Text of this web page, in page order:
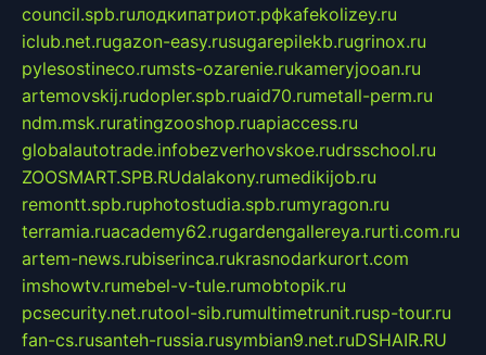
council.spb.ruлодкипатриот.рфkafekolizey.ru
iclub.net.rugazon-easy.rusugarepilekb.rugrinox.ru
pylesostineco.rumsts-ozarenie.rukameryjooan.ru
artemovskij.rudopler.spb.ruaid70.rumetall-perm.ru
ndm.msk.ruratingzooshop.ruapiaccess.ru
globalautotrade.infobezverhovskoe.rudrsschool.ru
ZOOSMART.SPB.RUdalakony.rumedikijob.ru
remontt.spb.ruphotostudia.spb.rumyragon.ru
terramia.ruacademy62.rugardengallereya.rurti.com.ru
artem-news.rubiserinca.rukrasnodarkurort.com
imshowtv.rumebel-v-tule.rumobtopik.ru
pcsecurity.net.rutool-sib.rumultimetrunit.rusp-tour.ru
fan-cs.rusanteh-russia.rusymbian9.net.ruDSHAIR.RU